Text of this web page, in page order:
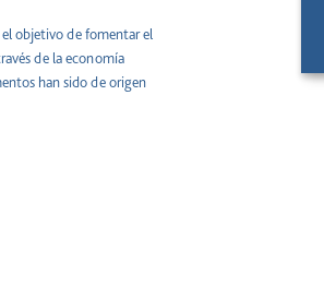
objetivo de fomentar el
de la economía
han sido de origen